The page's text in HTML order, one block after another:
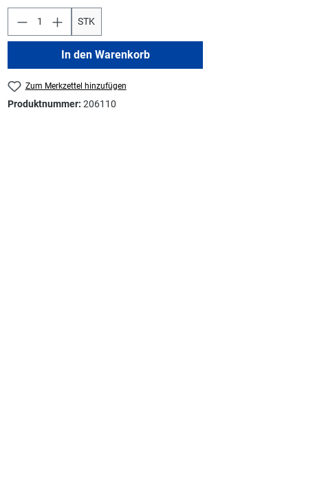
STK
In den Warenkorb
Zum Merkzettel hinzufügen
Produktnummer:206110